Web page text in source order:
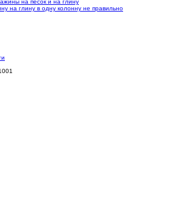
на песок и на глину
на глину в одну колонну не правильно